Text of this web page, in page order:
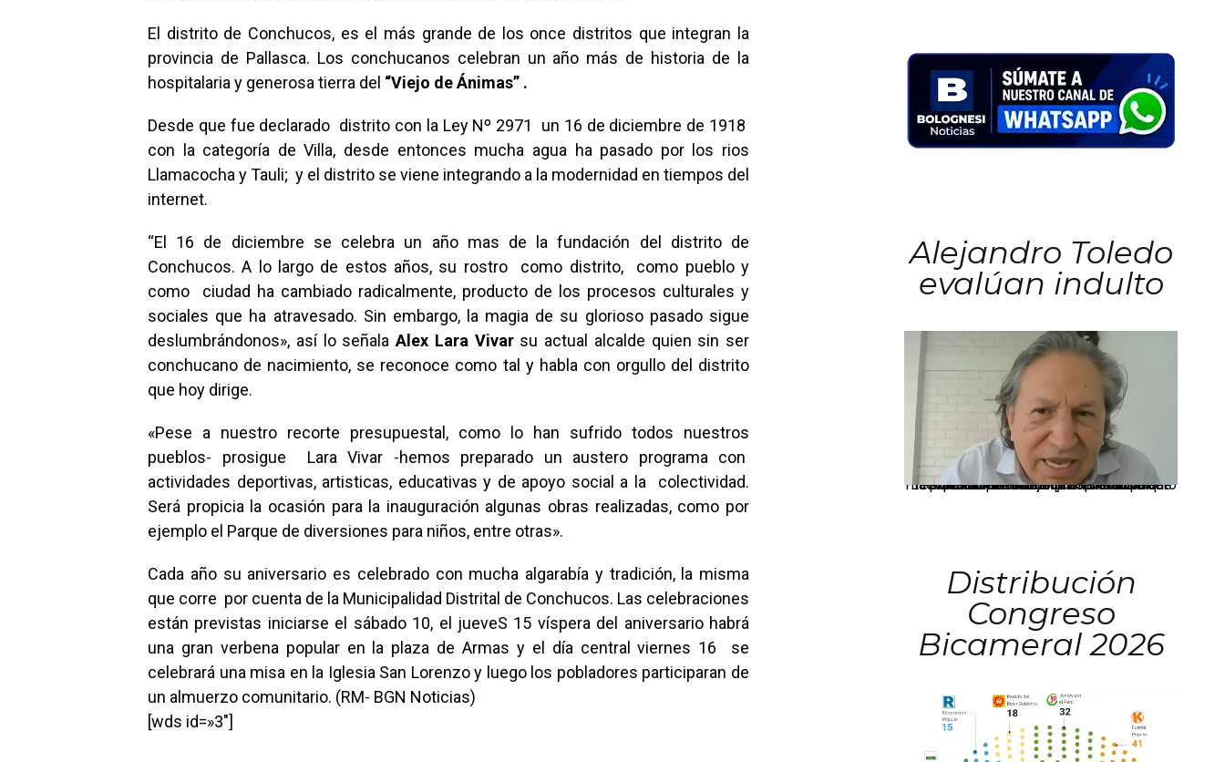
El distrito de Conchucos, es el más grande de los once distritos que integran la
provincia de Pallasca. Los conchucanos celebran un año más de historia de la
hospitalaria y generosa tierra del “Viejo de Ánimas” .
Desde que fue declarado distrito con la Ley Nº 2971 un 16 de diciembre de 1918
con la categoría de Villa, desde entonces mucha agua ha pasado por los rios
Llamacocha y Tauli; y el distrito se viene integrando a la modernidad en tiempos del
internet.
“El 16 de diciembre se celebra un año mas de la fundación del distrito de
Conchucos. A lo largo de estos años, su rostro como distrito, como pueblo y
como ciudad ha cambiado radicalmente, producto de los procesos culturales y
sociales que ha atravesado. Sin embargo, la magia de su glorioso pasado sigue
deslumbrándonos», así lo señala Alex Lara Vivarsu actual alcalde quien sin ser
conchucano de nacimiento, se reconoce como tal y habla con orgullo del distrito
que hoy dirige.
«Pese a nuestro recorte presupuestal, como lo han sufrido todos nuestros
pueblos- prosigue Lara Vivar -hemos preparado un austero programa con
actividades deportivas, artisticas, educativas y de apoyo social a la colectividad.
Será propicia la ocasión para la inauguración algunas obras realizadas, como por
ejemplo el Parque de diversiones para niños, entre otras».
Cada año su aniversario es celebrado con mucha algarabía y tradición, la misma
que corre por cuenta de la Municipalidad Distrital de Conchucos. Las celebraciones
están previstas iniciarse el sábado 10, el jueveS 15 víspera del aniversario habrá
una gran verbena popular en la plaza de Armas y el día central viernes 16 se
celebrará una misa en la Iglesia San Lorenzo y luego los pobladores participaran de
un almuerzo comunitario. (RM- BGN Noticias)
[wds id=»3″]
Alejandro Toledo
evalúan indulto
La presidenta Keiko Fujimori informó que la solicitud de indulto presentada por el expresidente Alejandro Toledo será evaluada por la Comisión de Gracias Presidenciales conforme al procedimiento establecido.
Distribución
Congreso
Bicameral 2026